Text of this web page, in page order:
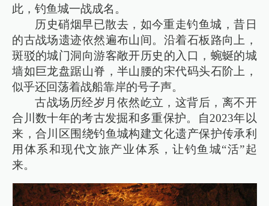
此，钓鱼城一战成名。
历史硝烟早已散去，如今重走钓鱼城，昔日
的古战场遗迹依然遍布山间。沿着石板路向上，
斑驳的城门洞向游客敞开历史的入口，蜿蜒的城
墙如巨龙盘踞山脊，半山腰的宋代码头石阶上，
似乎还回荡着战船靠岸的号子声。
古战场历经岁月依然屹立，这背后，离不开
合川数十年的考古发掘和多重保护。自2023年以
来，合川区围绕钓鱼城构建文化遗产保护传承利
用体系和现代文旅产业体系，让钓鱼城“活”起
来。